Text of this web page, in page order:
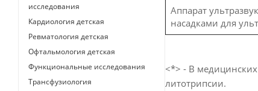
Аппарат
насадками для
<*> - В
литотрипсии.
исследования
Кардиология детская
Ревматология детская
Офтальмология детская
Функциональные исследования
Трансфузиология